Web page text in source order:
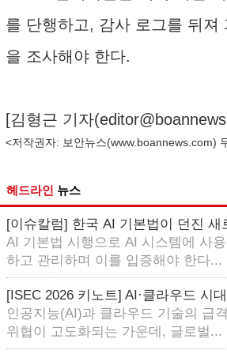
를 단행하고, 감사 로그를 뒤져
을 조사해야 한다.
[김형근 기자(
<저작권자: 보안뉴스(www.boannews.com)
헤드라인 뉴스
[이슈칼럼] 한국 AI 기본법이 던진 새
AI 기본법 시행으로 AI 시스템에 사
하고 관리하며 이를 입증해야 한다...
[ISEC 2026 키노트] AI·클라우드 시
인공지능(AI)과 클라우드 기술의 급
위협이 고도화되는 가운데, 글로벌...